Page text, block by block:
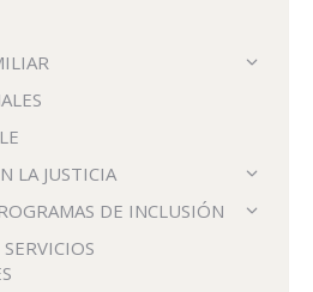
LA JUSTICIA
DE INCLUSIÓN